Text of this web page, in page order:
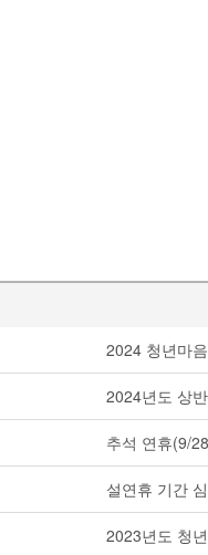
2024 청년마
2024년도 상
추석 연휴(9/
설연휴 기간
2023년도 청